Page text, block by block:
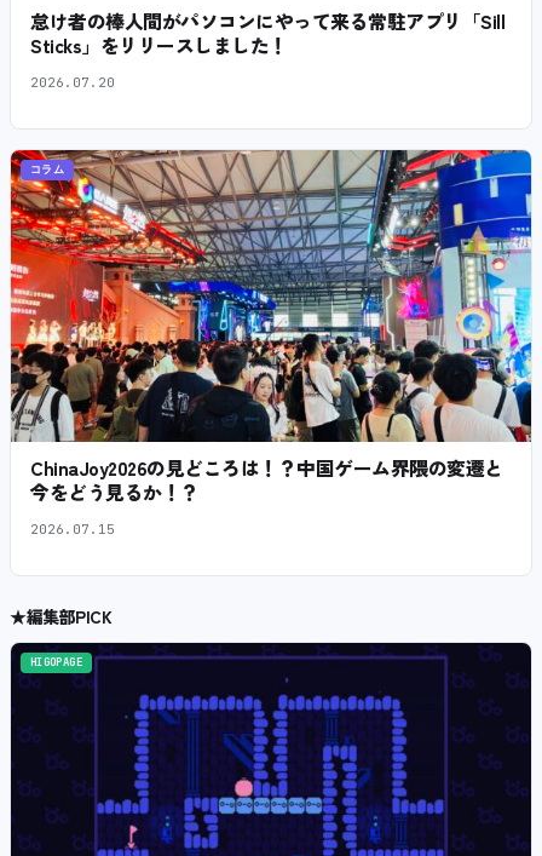
怠け者の棒人間がパソコンにやって来る常駐アプリ「Sill
Sticks」をリリースしました！
2026.07.20
コラム
ChinaJoy2026の見どころは！？中国ゲーム界隈の変遷と
今をどう見るか！？
2026.07.15
★編集部PICK
HIGOPAGE